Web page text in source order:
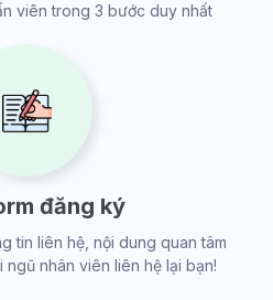
viên trong 3 bước duy nhất
đăng ký
tin liên hệ, nội dung quan tâm
nhân viên liên hệ lại bạn!